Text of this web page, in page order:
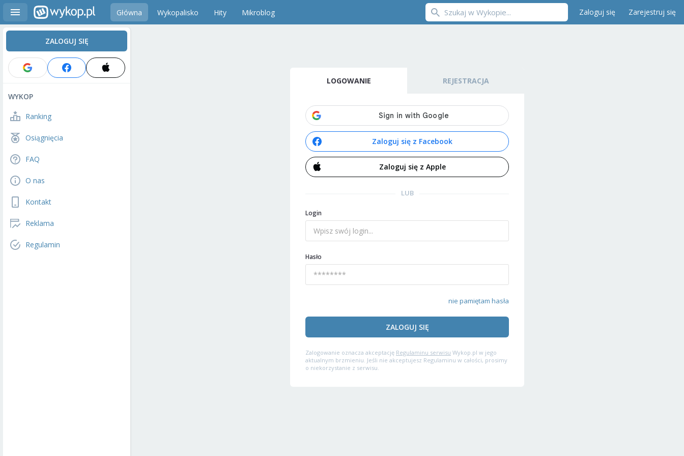
Główna Wykopalisko Hity Mikroblog Zaloguj się Zarejestruj się
ZALOGUJ SIĘ
WYKOP
Ranking
Osiągnięcia
FAQ
O nas
Kontakt
Reklama
Regulamin
LOGOWANIE REJESTRACJA
Zaloguj się z Facebook
Zaloguj się z Apple
LUB
Login
Hasło
nie pamiętam hasła
ZALOGUJ SIĘ
Zalogowanie oznacza akceptację Regulaminu serwisu Wykop.pl w jego
aktualnym brzmieniu. Jeśli nie akceptujesz Regulaminu w całości, prosimy
o niekorzystanie z serwisu.